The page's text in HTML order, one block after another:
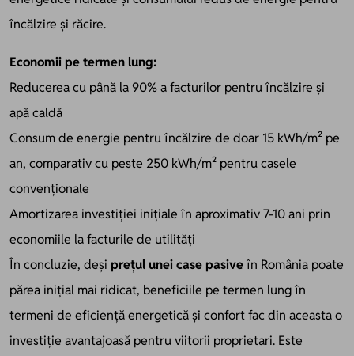
încălzire și răcire.
Economii pe termen lung:
Reducerea cu până la 90% a facturilor pentru încălzire și
apă caldă
Consum de energie pentru încălzire de doar 15 kWh/m² pe
an, comparativ cu peste 250 kWh/m² pentru casele
convenționale
Amortizarea investiției inițiale în aproximativ 7-10 ani prin
economiile la facturile de utilități
În concluzie, deși prețul unei case pasiveîn România poate
părea inițial mai ridicat, beneficiile pe termen lung în
termeni de eficiență energetică și confort fac din aceasta o
investiție avantajoasă pentru viitorii proprietari. Este